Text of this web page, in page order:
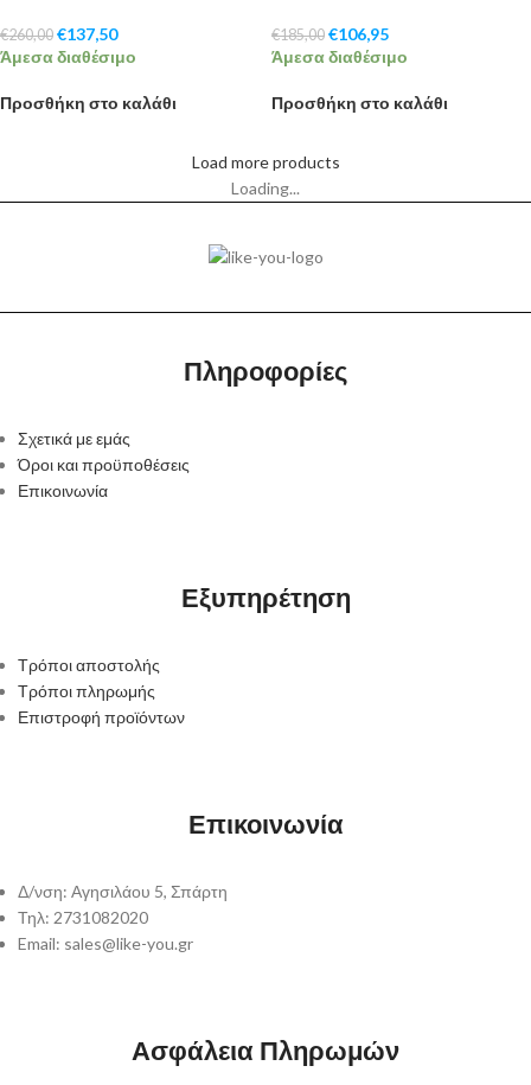
€260,00 €137,50
Άμεσα διαθέσιμο
Προσθήκη στο καλάθι
€185,00 €106,95
Άμεσα διαθέσιμο
Προσθήκη στο καλάθι
Load more products
Loading...
Πληροφορίες
Σχετικά με εμάς
Όροι και προϋποθέσεις
Επικοινωνία
Εξυπηρέτηση
Τρόποι αποστολής
Τρόποι πληρωμής
Επιστροφή προϊόντων
Επικοινωνία
Δ/νση: Αγησιλάου 5, Σπάρτη
Τηλ: 2731082020
Email: sales@like-you.gr
Ασφάλεια Πληρωμών